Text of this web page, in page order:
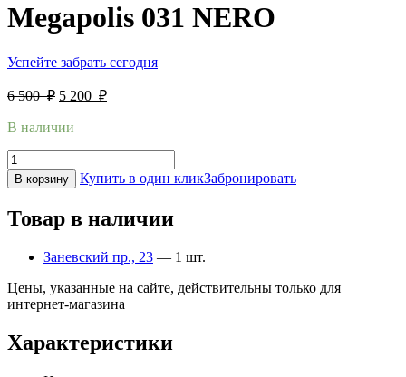
Megapolis 031 NERO
Успейте забрать сегодня
6 500₽ 5 200 ₽
В наличии
В корзину Купить в один кликЗабронировать
Товар в наличии
Заневский пр., 23 — 1 шт.
Цены, указанные на сайте, действительны только для
интернет-магазина
Характеристики